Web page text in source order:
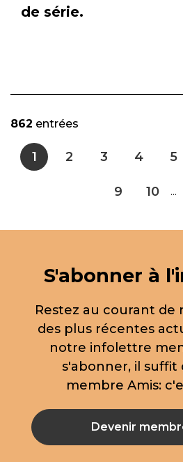
de série.
862 entrées
1 2 3 4 5
9 10 ...
S'abonner à
Restez au courant de
des plus récentes
notre infolettre
s'abonner, il suffit
membre Amis:
Devenir